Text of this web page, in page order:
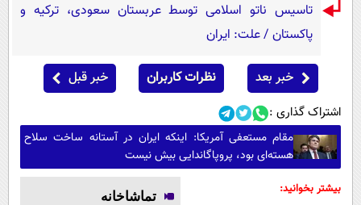
تاسیس ناتو اسلامی توسط عربستان سعودی، ترکیه و
پاکستان / علت: ایران
خبر بعد نظرات کاربران خبر قبل
اشتراک گذاری :
مقام مستعفی آمریکا: اینکه ایران در آستانه ساخت سلاح
هسته‌ای بود، پروپاگاندایی بیش نیست
بیشتر بخوانید: تماشاخانه